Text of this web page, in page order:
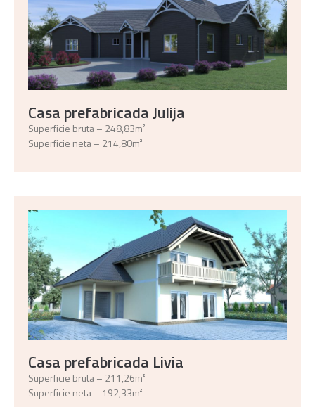
Casa prefabricada Julija
Superficie bruta – 248,83m²
Superficie neta – 214,80m²
Casa prefabricada Livia
Superficie bruta – 211,26m²
Superficie neta – 192,33m²